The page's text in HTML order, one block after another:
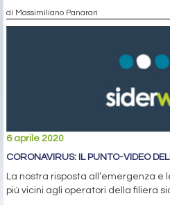
di Massimiliano Panarari
6 aprile 2020
CORONAVIRUS: IL PUNTO-VIDEO
La nostra risposta all’emergenza e
più vicini agli operatori della filiera